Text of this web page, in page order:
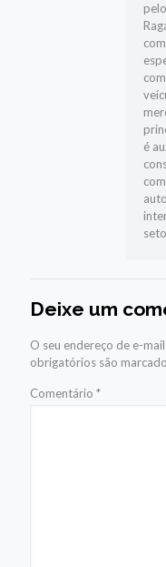
é
Deixe um
O seu endereço de e-
obrigatórios são
Comentário *